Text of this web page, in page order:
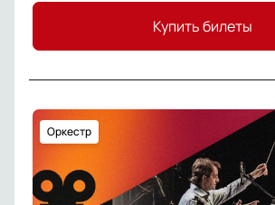
Купить билеты
Оркестр